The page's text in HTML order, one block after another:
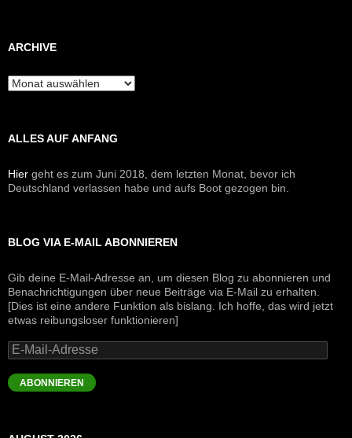
ARCHIVE
Archive
ALLES AUF ANFANG
Hier geht es zum Juni 2018, dem letzten Monat, bevor ich
Deutschland verlassen habe und aufs Boot gezogen bin.
BLOG VIA E-MAIL ABONNIEREN
Gib deine E-Mail-Adresse an, um diesen Blog zu abonnieren und
Benachrichtigungen über neue Beiträge via E-Mail zu erhalten.
[Dies ist eine andere Funktion als bislang. Ich hoffe, das wird jetzt
etwas reibungsloser funktionieren]
E-
Mail-
Adresse
ABONNIEREN